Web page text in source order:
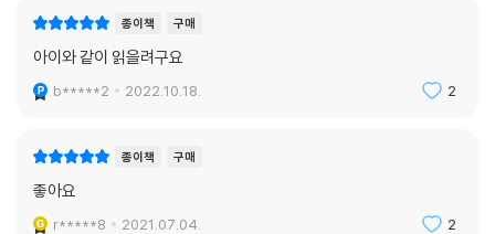
종이책 구매
아이와 같이 읽을려구요
b*****2 2022.10.18. 2
종이책 구매
좋아요
r*****8 2021.07.04. 2